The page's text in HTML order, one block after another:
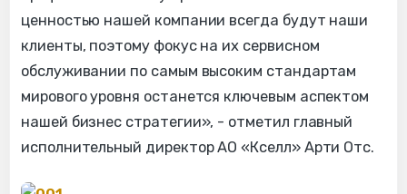
ценностью нашей компании всегда будут наши
клиенты, поэтому фокус на их сервисном
обслуживании по самым высоким стандартам
мирового уровня останется ключевым аспектом
нашей бизнес стратегии», - отметил главный
исполнительный директор АО «Кселл» Арти Отс.